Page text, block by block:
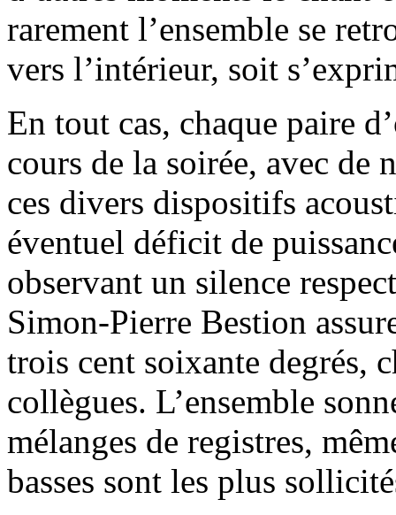
rarement l’ensemble se
vers l’intérieur, soit
En tout cas, chaque paire
cours de la soirée, avec de
ces divers dispositifs
éventuel déficit de
observant un silence
Simon-Pierre Bestion
trois cent soixante degrés,
collègues. L’ensemble
mélanges de registres,
basses sont les plus